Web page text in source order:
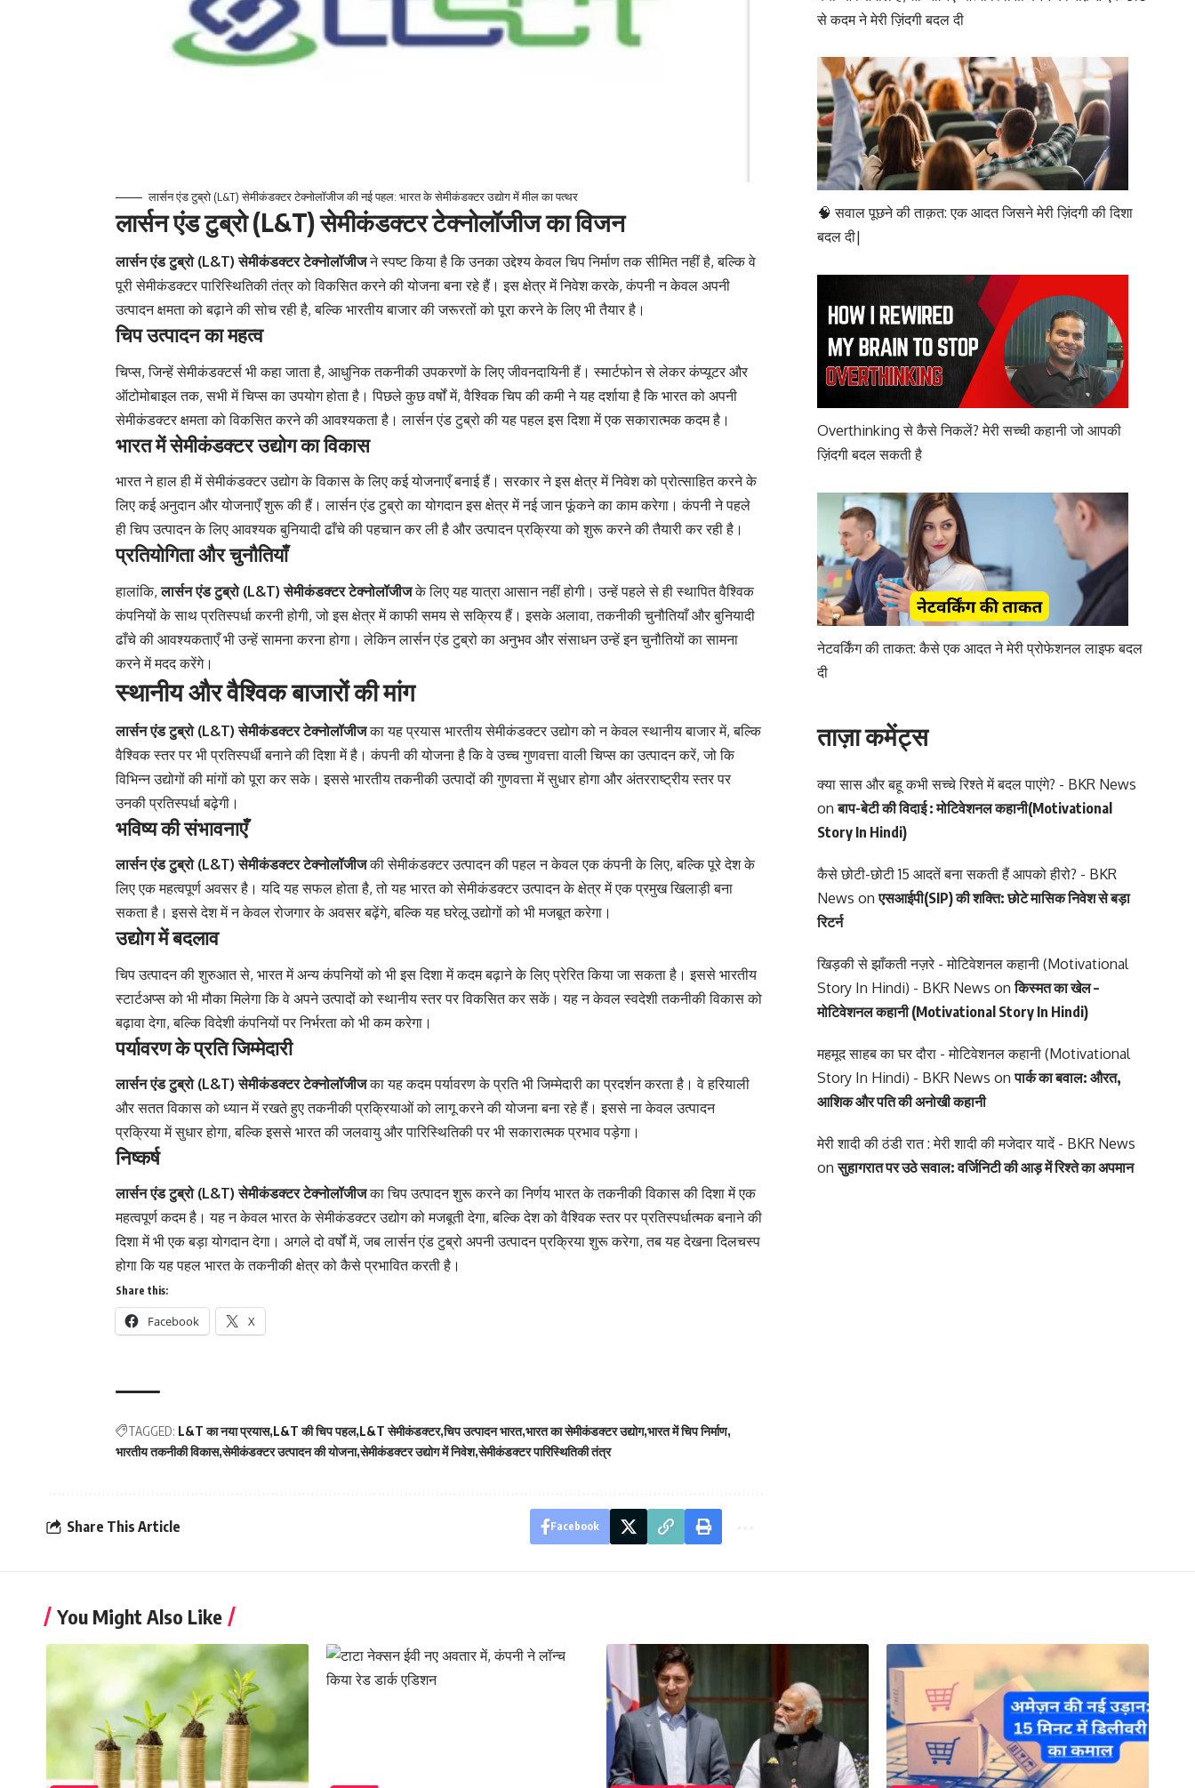
लार्सन एंड टुब्रो (L&T) सेमीकंडक्टर टेक्नोलॉजीज की नई पहल: भारत के सेमीकंडक्टर उद्योग में मील का पत्थर
लार्सन एंड टुब्रो (L&T) सेमीकंडक्टर टेक्नोलॉजीज का विजन
लार्सन एंड टुब्रो (L&T) सेमीकंडक्टर टेक्नोलॉजीजने स्पष्ट किया है कि उनका उद्देश्य केवल चिप निर्माण तक सीमित नहीं है, बल्कि वे
पूरी सेमीकंडक्टर पारिस्थितिकी तंत्र को विकसित करने की योजना बना रहे हैं। इस क्षेत्र में निवेश करके, कंपनी न केवल अपनी
उत्पादन क्षमता को बढ़ाने की सोच रही है, बल्कि भारतीय बाजार की जरूरतों को पूरा करने के लिए भी तैयार है।
चिप उत्पादन का महत्व
चिप्स, जिन्हें सेमीकंडक्टर्स भी कहा जाता है, आधुनिक तकनीकी उपकरणों के लिए जीवनदायिनी हैं। स्मार्टफोन से लेकर कंप्यूटर और
ऑटोमोबाइल तक, सभी में चिप्स का उपयोग होता है। पिछले कुछ वर्षों में, वैश्विक चिप की कमी ने यह दर्शाया है कि भारत को अपनी
सेमीकंडक्टर क्षमता को विकसित करने की आवश्यकता है। लार्सन एंड टुब्रो की यह पहल इस दिशा में एक सकारात्मक कदम है।
भारत में सेमीकंडक्टर उद्योग का विकास
भारत ने हाल ही में सेमीकंडक्टर उद्योग के विकास के लिए कई योजनाएँ बनाई हैं। सरकार ने इस क्षेत्र में निवेश को प्रोत्साहित करने के
लिए कई अनुदान और योजनाएँ शुरू की हैं। लार्सन एंड टुब्रो का योगदान इस क्षेत्र में नई जान फूंकने का काम करेगा। कंपनी ने पहले
ही चिप उत्पादन के लिए आवश्यक बुनियादी ढाँचे की पहचान कर ली है और उत्पादन प्रक्रिया को शुरू करने की तैयारी कर रही है।
प्रतियोगिता और चुनौतियाँ
हालांकि,लार्सन एंड टुब्रो (L&T) सेमीकंडक्टर टेक्नोलॉजीजके लिए यह यात्रा आसान नहीं होगी। उन्हें पहले से ही स्थापित वैश्विक
कंपनियों के साथ प्रतिस्पर्धा करनी होगी, जो इस क्षेत्र में काफी समय से सक्रिय हैं। इसके अलावा, तकनीकी चुनौतियाँ और बुनियादी
ढाँचे की आवश्यकताएँ भी उन्हें सामना करना होगा। लेकिन लार्सन एंड टुब्रो का अनुभव और संसाधन उन्हें इन चुनौतियों का सामना
करने में मदद करेंगे।
स्थानीय और वैश्विक बाजारों की मांग
लार्सन एंड टुब्रो (L&T) सेमीकंडक्टर टेक्नोलॉजीजका यह प्रयास भारतीय सेमीकंडक्टर उद्योग को न केवल स्थानीय बाजार में, बल्कि
वैश्विक स्तर पर भी प्रतिस्पर्धी बनाने की दिशा में है। कंपनी की योजना है कि वे उच्च गुणवत्ता वाली चिप्स का उत्पादन करें, जो कि
विभिन्न उद्योगों की मांगों को पूरा कर सके। इससे भारतीय तकनीकी उत्पादों की गुणवत्ता में सुधार होगा और अंतरराष्ट्रीय स्तर पर
उनकी प्रतिस्पर्धा बढ़ेगी।
भविष्य की संभावनाएँ
लार्सन एंड टुब्रो (L&T) सेमीकंडक्टर टेक्नोलॉजीजकी सेमीकंडक्टर उत्पादन की पहल न केवल एक कंपनी के लिए, बल्कि पूरे देश के
लिए एक महत्वपूर्ण अवसर है। यदि यह सफल होता है, तो यह भारत को सेमीकंडक्टर उत्पादन के क्षेत्र में एक प्रमुख खिलाड़ी बना
सकता है। इससे देश में न केवल रोजगार के अवसर बढ़ेंगे, बल्कि यह घरेलू उद्योगों को भी मजबूत करेगा।
उद्योग में बदलाव
चिप उत्पादन की शुरुआत से, भारत में अन्य कंपनियों को भी इस दिशा में कदम बढ़ाने के लिए प्रेरित किया जा सकता है। इससे भारतीय
स्टार्टअप्स को भी मौका मिलेगा कि वे अपने उत्पादों को स्थानीय स्तर पर विकसित कर सकें। यह न केवल स्वदेशी तकनीकी विकास को
बढ़ावा देगा, बल्कि विदेशी कंपनियों पर निर्भरता को भी कम करेगा।
पर्यावरण के प्रति जिम्मेदारी
लार्सन एंड टुब्रो (L&T) सेमीकंडक्टर टेक्नोलॉजीजका यह कदम पर्यावरण के प्रति भी जिम्मेदारी का प्रदर्शन करता है। वे हरियाली
और सतत विकास को ध्यान में रखते हुए तकनीकी प्रक्रियाओं को लागू करने की योजना बना रहे हैं। इससे ना केवल उत्पादन
प्रक्रिया में सुधार होगा, बल्कि इससे भारत की जलवायु और पारिस्थितिकी पर भी सकारात्मक प्रभाव पड़ेगा।
निष्कर्ष
लार्सन एंड टुब्रो (L&T) सेमीकंडक्टर टेक्नोलॉजीजका चिप उत्पादन शुरू करने का निर्णय भारत के तकनीकी विकास की दिशा में एक
महत्वपूर्ण कदम है। यह न केवल भारत के सेमीकंडक्टर उद्योग को मजबूती देगा, बल्कि देश को वैश्विक स्तर पर प्रतिस्पर्धात्मक बनाने की
दिशा में भी एक बड़ा योगदान देगा। अगले दो वर्षों में, जब लार्सन एंड टुब्रो अपनी उत्पादन प्रक्रिया शुरू करेगा, तब यह देखना दिलचस्प
होगा कि यह पहल भारत के तकनीकी क्षेत्र को कैसे प्रभावित करती है।
Share this:
Facebook X
TAGGED: L&T का नया प्रयास L&T की चिप पहल L&T सेमीकंडक्टर चिप उत्पादन भारत भारत का सेमीकंडक्टर उद्योग भारत में चिप निर्माण
भारतीय तकनीकी विकास सेमीकंडक्टर उत्पादन की योजना सेमीकंडक्टर उद्योग में निवेश सेमीकंडक्टर पारिस्थितिकी तंत्र
Share This Article Facebook
से कदम ने मेरी ज़िंदगी बदल दी
🧠 सवाल पूछने की ताक़त: एक आदत जिसने मेरी ज़िंदगी की दिशा
बदल दी|
Overthinking से कैसे निकलें? मेरी सच्ची कहानी जो आपकी
ज़िंदगी बदल सकती है
नेटवर्किंग की ताकत: कैसे एक आदत ने मेरी प्रोफेशनल लाइफ बदल
दी
ताज़ा कमेंट्स
क्या सास और बहू कभी सच्चे रिश्ते में बदल पाएंगे? - BKR News
onबाप-बेटी की विदाई : मोटिवेशनल कहानी(Motivational
Story In Hindi)
कैसे छोटी-छोटी 15 आदतें बना सकती हैं आपको हीरो? - BKR
News onएसआईपी(SIP) की शक्ति: छोटे मासिक निवेश से बड़ा
रिटर्न
खिड़की से झाँकती नज़रे - मोटिवेशनल कहानी (Motivational
Story In Hindi) - BKR News onकिस्मत का खेल –
मोटिवेशनल कहानी (Motivational Story In Hindi)
महमूद साहब का घर दौरा - मोटिवेशनल कहानी (Motivational
Story In Hindi) - BKR News onपार्क का बवाल: औरत,
आशिक और पति की अनोखी कहानी
मेरी शादी की ठंडी रात : मेरी शादी की मजेदार यादें - BKR News
onसुहागरात पर उठे सवाल: वर्जिनिटी की आड़ में रिश्ते का अपमान
You Might Also Like